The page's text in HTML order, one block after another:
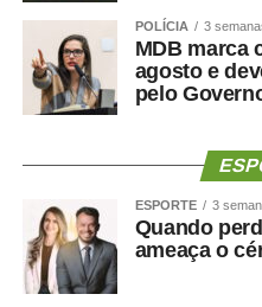
POLÍCIA 3
MDB marca
agosto e
pelo
ESPORTE 3
Quando
ameaça o